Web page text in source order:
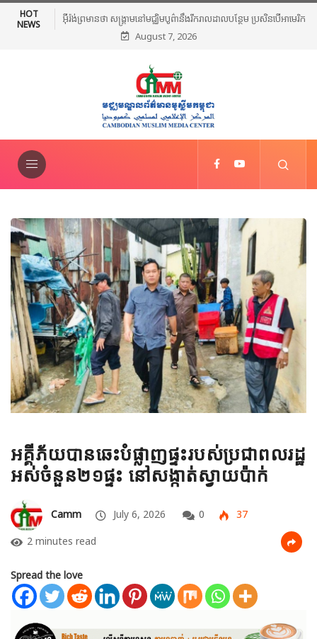
HOT
NEWS
អ៊ីរ៉ង់ព្រមានថា សង្គ្រាមនៅមជ្ឈិមបូព៌ានឹងរីករាលដាលបន្ថែម ប្រសិនបើអាមេរិក
បន្តវាយប្រហារ
August 7, 2026
អគ្គីភ័យបានឆេះបំផ្លាញផ្ទះរបស់ប្រជាពលរដ្ឋ
អស់ចំនួន២១ផ្ទះ នៅសង្កាត់ស្វាយប៉ាក់
Camm July 6, 2026 0
37
2 minutes read
Spread the love